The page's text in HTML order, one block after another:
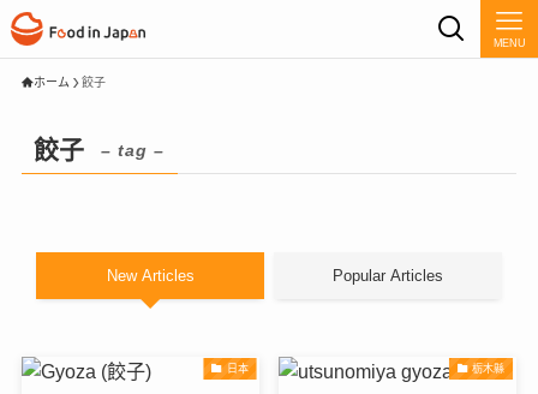
MENU
ホーム 餃子
餃子 – tag –
New Articles Popular Articles
日本 栃木縣